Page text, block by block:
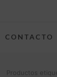
CONTACTO
Productos